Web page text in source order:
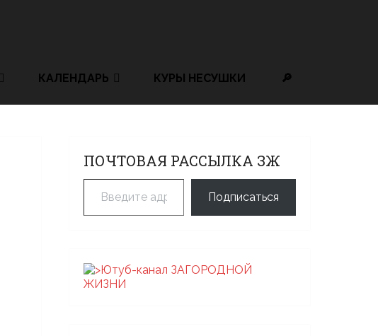
КАЛЕНДАРЬ КУРЫ НЕСУШКИ 🔎
ПОЧТОВАЯ РАССЫЛКА ЗЖ
Введите адрес электронной почты…
Подписаться